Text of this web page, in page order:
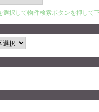
選択して物件検索ボタンを押して